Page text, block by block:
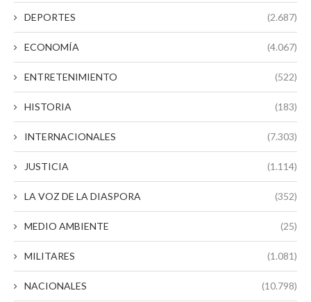
DEPORTES (2.687)
ECONOMÍA (4.067)
ENTRETENIMIENTO (522)
HISTORIA (183)
INTERNACIONALES (7.303)
JUSTICIA (1.114)
LA VOZ DE LA DIASPORA (352)
MEDIO AMBIENTE (25)
MILITARES (1.081)
NACIONALES (10.798)